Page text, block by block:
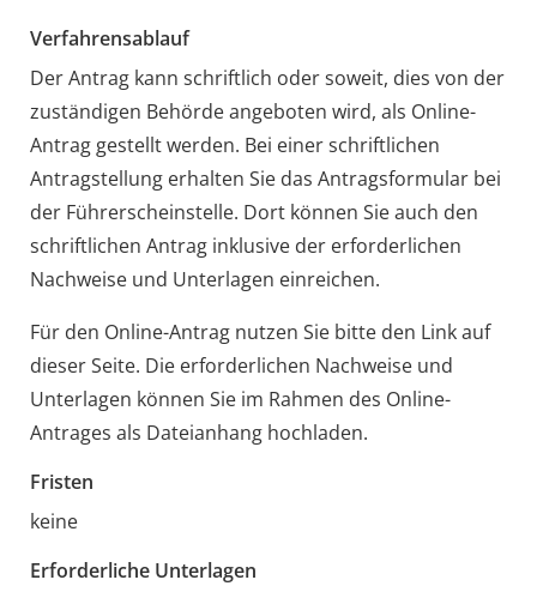
Verfahrensablauf
Der Antrag kann schriftlich oder soweit, dies von der
zuständigen Behörde angeboten wird, als Online-
Antrag gestellt werden. Bei einer schriftlichen
Antragstellung erhalten Sie das Antragsformular bei
der Führerscheinstelle. Dort können Sie auch den
schriftlichen Antrag inklusive der erforderlichen
Nachweise und Unterlagen einreichen.
Für den Online-Antrag nutzen Sie bitte den Link auf
dieser Seite. Die erforderlichen Nachweise und
Unterlagen können Sie im Rahmen des Online-
Antrages als Dateianhang hochladen.
Fristen
keine
Erforderliche Unterlagen